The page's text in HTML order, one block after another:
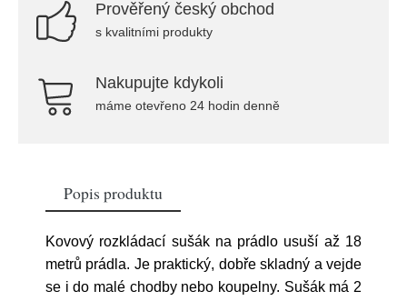
Prověřený český obchod
s kvalitními produkty
Nakupujte kdykoli
máme otevřeno 24 hodin denně
Popis produktu
Kovový rozkládací sušák na prádlo usuší až 18
metrů prádla. Je praktický, dobře skladný a vejde
se i do malé chodby nebo koupelny. Sušák má 2